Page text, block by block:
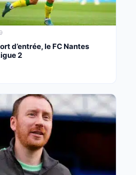
d’entrée, le FC Nantes
2